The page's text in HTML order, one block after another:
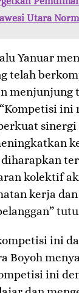
Utara
Yanuar
telah
menjunjung
ini
kolektif
kerja
ini
Boyoh
ini